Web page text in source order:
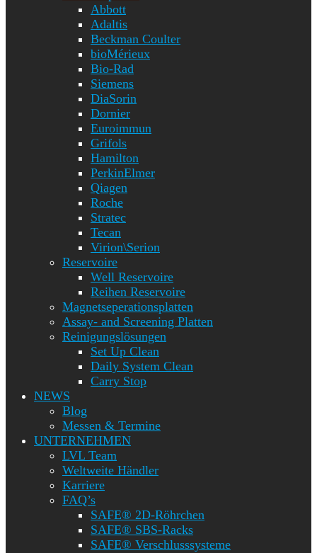
Abbott
Adaltis
Beckman Coulter
bioMérieux
Bio-Rad
Siemens
DiaSorin
Dornier
Euroimmun
Grifols
Hamilton
PerkinElmer
Qiagen
Roche
Stratec
Tecan
Virion\Serion
Reservoire
Well Reservoire
Reihen Reservoire
Magnetseperationsplatten
Assay- and Screening Platten
Reinigungslösungen
Set Up Clean
Daily System Clean
Carry Stop
NEWS
Blog
Messen & Termine
UNTERNEHMEN
LVL Team
Weltweite Händler
Karriere
FAQ’s
SAFE® 2D-Röhrchen
SAFE® SBS-Racks
SAFE® Verschlusssysteme